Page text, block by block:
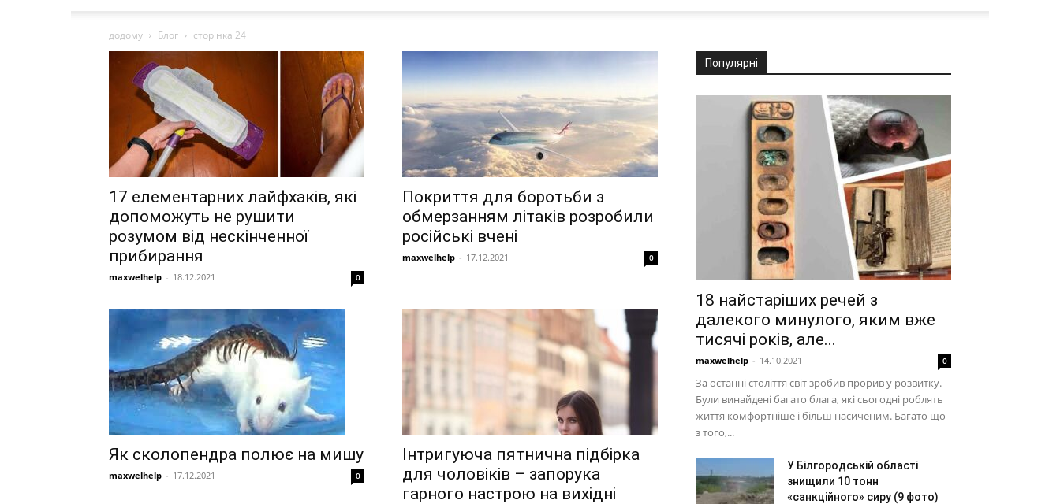
додому Блог сторінка 24
17 елементарних лайфхаків, які
допоможуть не рушити
розумом від нескінченної
прибирання
maxwelhelp - 18.12.2021 0
Покриття для боротьби з
обмерзанням літаків розробили
російські вчені
maxwelhelp - 17.12.2021 0
Як сколопендра полює на мишу
maxwelhelp - 17.12.2021 0
Інтригуюча пятнична підбірка
для чоловіків – запорука
гарного настрою на вихідні
Популярні
18 найстаріших речей з
далекого минулого, яким вже
тисячі років, але...
maxwelhelp - 14.10.2021 0
За останні століття світ зробив прорив у розвитку.
Були винайдені багато блага, які сьогодні роблять
життя комфортніше і більш насиченим. Багато що
з того,...
У Білгородській області
знищили 10 тонн
«санкційного» сиру (9 фото)